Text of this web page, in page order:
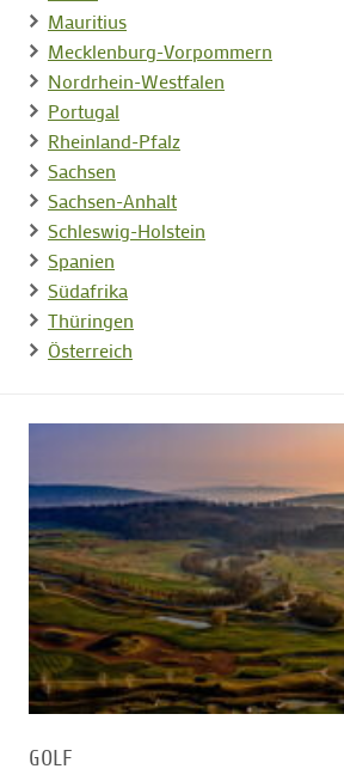
Mauritius
Mecklenburg-Vorpommern
Nordrhein-Westfalen
Portugal
Rheinland-Pfalz
Sachsen
Sachsen-Anhalt
Schleswig-Holstein
Spanien
Südafrika
Thüringen
Österreich
GOLF